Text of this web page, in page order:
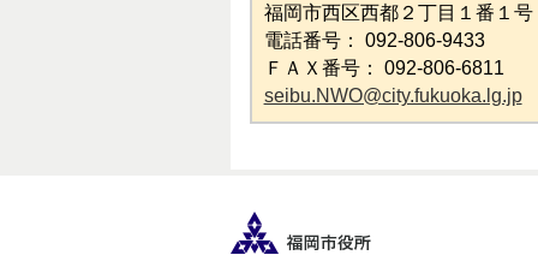
福岡市西区西都２丁目１番１号
電話番号： 092-806-9433
ＦＡＸ番号： 092-806-6811
seibu.NWO@city.fukuoka.lg.jp